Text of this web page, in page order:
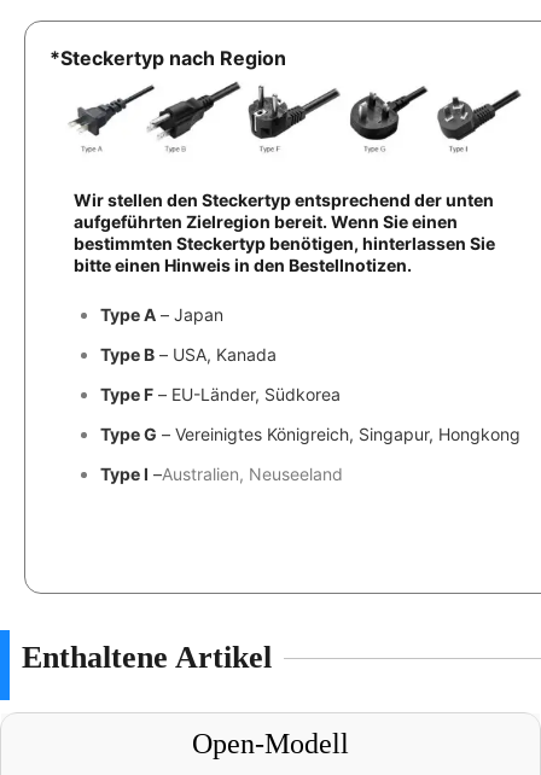
*Steckertyp nach Region
Wir stellen den Steckertyp entsprechend der unten
aufgeführten Zielregion bereit. Wenn Sie einen
bestimmten Steckertyp benötigen, hinterlassen Sie
bitte einen Hinweis in den Bestellnotizen.
Type A – Japan
Type B – USA, Kanada
Type F – EU-Länder, Südkorea
Type G – Vereinigtes Königreich, Singapur, Hongkong
Type I –Australien, Neuseeland
Enthaltene Artikel
Open-Modell